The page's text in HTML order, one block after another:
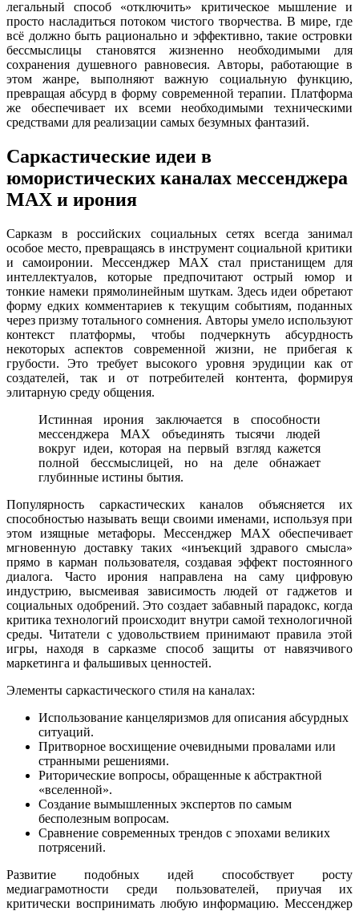
легальный способ «отключить» критическое мышление и
просто насладиться потоком чистого творчества. В мире, где
всё должно быть рационально и эффективно, такие островки
бессмыслицы становятся жизненно необходимыми для
сохранения душевного равновесия. Авторы, работающие в
этом жанре, выполняют важную социальную функцию,
превращая абсурд в форму современной терапии. Платформа
же обеспечивает их всеми необходимыми техническими
средствами для реализации самых безумных фантазий.
Саркастические идеи в
юмористических каналах мессенджера
MAX и ирония
Сарказм в российских социальных сетях всегда занимал
особое место, превращаясь в инструмент социальной критики
и самоиронии. Мессенджер MAX стал пристанищем для
интеллектуалов, которые предпочитают острый юмор и
тонкие намеки прямолинейным шуткам. Здесь идеи обретают
форму едких комментариев к текущим событиям, поданных
через призму тотального сомнения. Авторы умело используют
контекст платформы, чтобы подчеркнуть абсурдность
некоторых аспектов современной жизни, не прибегая к
грубости. Это требует высокого уровня эрудиции как от
создателей, так и от потребителей контента, формируя
элитарную среду общения.
Истинная ирония заключается в способности
мессенджера MAX объединять тысячи людей
вокруг идеи, которая на первый взгляд кажется
полной бессмыслицей, но на деле обнажает
глубинные истины бытия.
Популярность саркастических каналов объясняется их
способностью называть вещи своими именами, используя при
этом изящные метафоры. Мессенджер MAX обеспечивает
мгновенную доставку таких «инъекций здравого смысла»
прямо в карман пользователя, создавая эффект постоянного
диалога. Часто ирония направлена на саму цифровую
индустрию, высмеивая зависимость людей от гаджетов и
социальных одобрений. Это создает забавный парадокс, когда
критика технологий происходит внутри самой технологичной
среды. Читатели с удовольствием принимают правила этой
игры, находя в сарказме способ защиты от навязчивого
маркетинга и фальшивых ценностей.
Элементы саркастического стиля на каналах:
Использование канцеляризмов для описания абсурдных
ситуаций.
Притворное восхищение очевидными провалами или
странными решениями.
Риторические вопросы, обращенные к абстрактной
«вселенной».
Создание вымышленных экспертов по самым
бесполезным вопросам.
Сравнение современных трендов с эпохами великих
потрясений.
Развитие подобных идей способствует росту
медиаграмотности среди пользователей, приучая их
критически воспринимать любую информацию. Мессенджер